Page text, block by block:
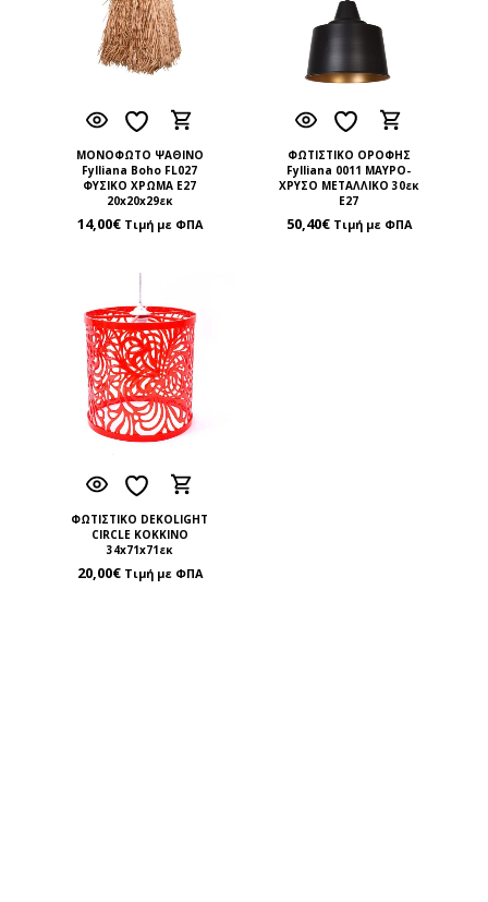
ΜΟΝΟΦΩΤΟ ΨΑΘΙΝΟ
Fylliana Boho FL027
ΦΥΣΙΚΟ ΧΡΩΜΑ Ε27
20x20x29εκ
14,00€ Τιμή με ΦΠΑ
ΦΩΤΙΣΤΙΚΟ ΟΡΟΦΗΣ
Fylliana 0011 ΜΑΥΡΟ-
ΧΡΥΣΟ ΜΕΤΑΛΛΙΚΟ 30εκ
Ε27
50,40€ Τιμή με ΦΠΑ
ΦΩΤΙΣΤΙΚΟ DEKOLIGHT
CIRCLE ΚΟΚΚΙΝΟ
34x71x71εκ
20,00€ Τιμή με ΦΠΑ